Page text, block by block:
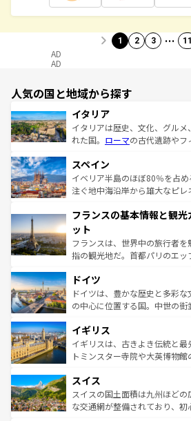
1 2 3 … 11
AD
AD
人気の国と地域から探す
イタリア
イタリアは歴史、文化、グル
れた国。 ローマの古代遺跡やフ
ろん、トスカーナの美しい田園
景など、自然景観も見逃せな
ピザやパスタなど、絶品のイタ
ませてくれるイタリアで、忘れ
なお、新着のイタリア情報は
しい。
スペイン
イベリア半島のほぼ80％を占
注ぐ地中海沿岸から雄大なピレ
文化が根付くこの国では、情熱
れる闘牛、そして美味しいタパ
る。首都マドリードの洗練さ
アートに溢れた街角から、地方
せる。地方によって風土や気候
性で訪
ンテンツ一覧を参照してほしい
フランスの基本情報と観
ット
フランスは、世界中の旅行者
指の観光地だ。首都パリのエッ
で、幅広い魅力が詰まっている
聖堂、美しいビーチ、そして
から魅了する。また、フラン
いる。シャンパンの発祥地であ
香り高いラベンダー畑など、
らに、パリ以外の地域にも魅
れる地方に足を運ぶとそれぞれ
きるだろう。 なお、新着
を参照してほしい。
ドイツ
ドイツは、豊かな歴史と多彩
の中心に位置する国。中世の
顔を持つこの国は、どこを歩い
ルリンの文化的活気、バイエ
してライン川沿いのワイン畑
は、お酒好きな人にはぜひ体験してほし
ドイツ情報はコンテンツ一覧を
イギリス
イギリスは、古きよき伝統と
トミンスター寺院や大英博物
リアごとに異なる魅力がある。
ティー、ビール好きにはたま
戦など、本場だからこそでき
スイス
スイスの国土面積は九州ほど
な交通網が整備されており、